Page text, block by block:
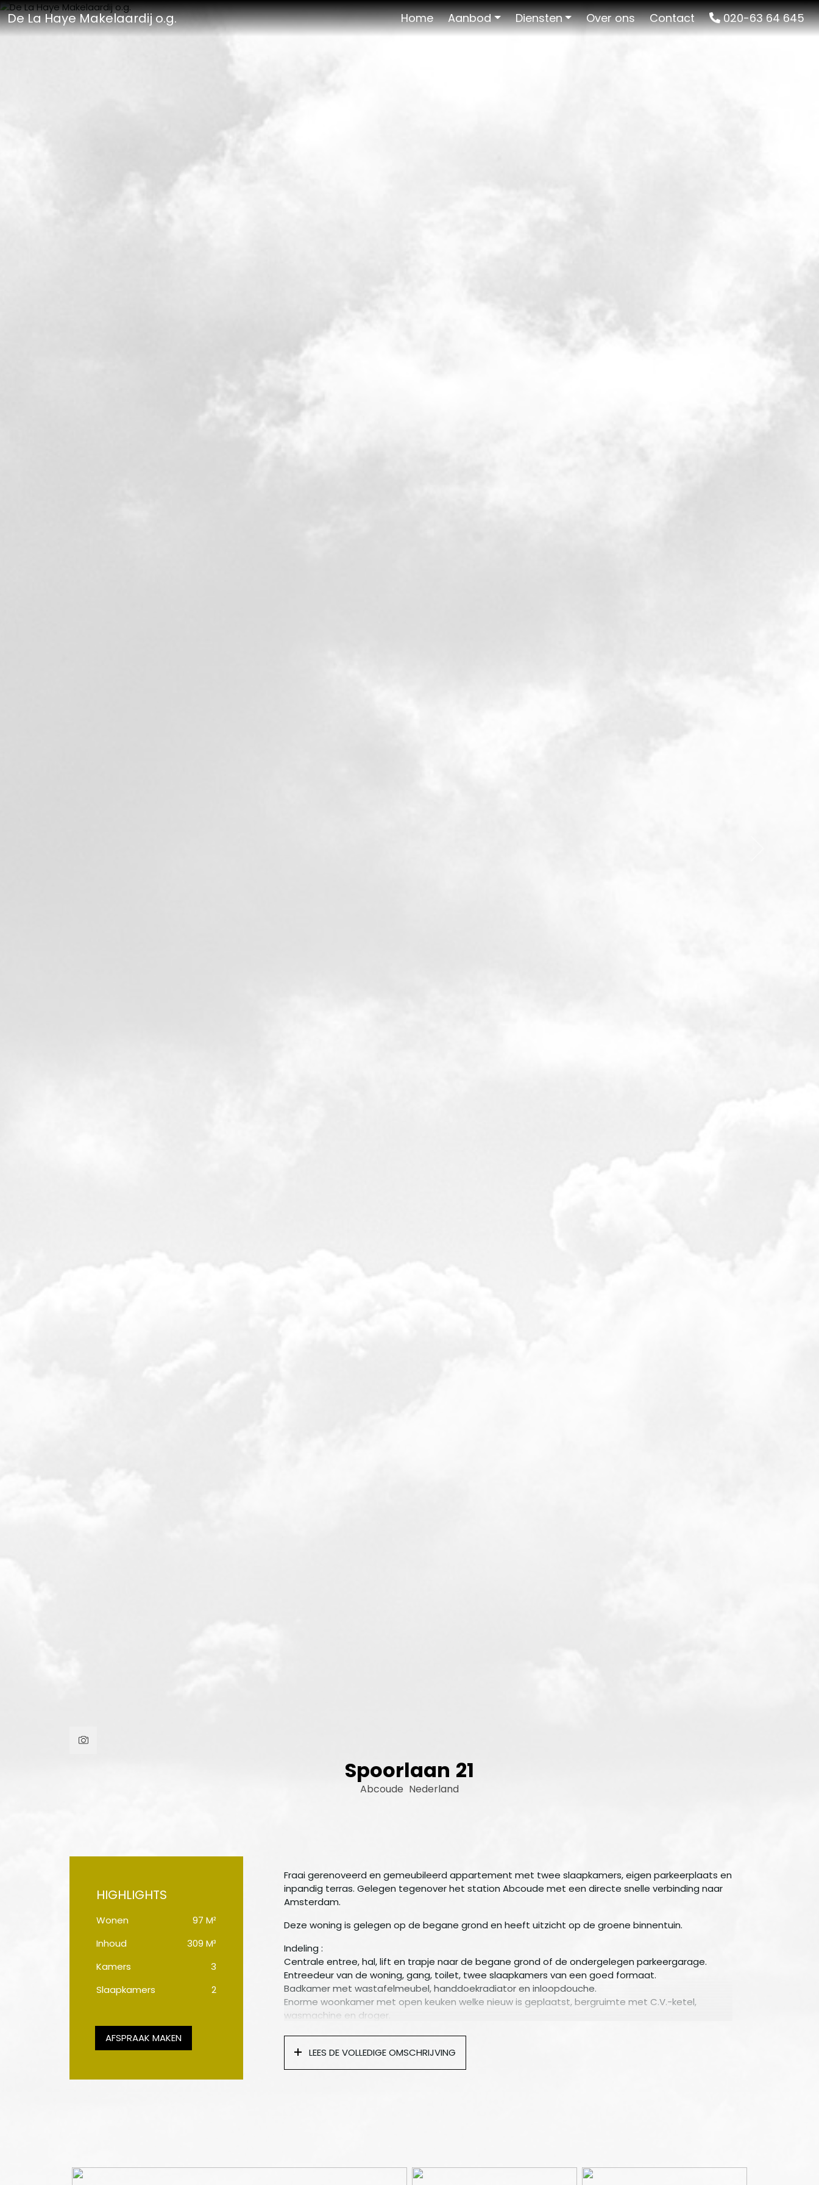
De La Haye Makelaardij o.g. Home Aanbod Diensten Over ons Contact 020-63 64 645
Spoorlaan 21
Abcoude Nederland
Wonen
97 M²
Inhoud
309 M³
Kamers
3
Slaapkamers
2
AFSPRAAK MAKEN
Fraai gerenoveerd en gemeubileerd appartement met twee slaapkamers, eigen parkeerplaats en
inpandig terras. Gelegen tegenover het station Abcoude met een directe snelle verbinding naar
Amsterdam.
Deze woning is gelegen op de begane grond en heeft uitzicht op de groene binnentuin.
Indeling :
Centrale entree, hal, lift en trapje naar de begane grond of de ondergelegen parkeergarage.
Entreedeur van de woning, gang, toilet, twee slaapkamers van een goed formaat.
Badkamer met wastafelmeubel, handdoekradiator en inloopdouche.
Enorme woonkamer met open keuken welke nieuw is geplaatst, bergruimte met C.V.-ketel,
wasmachine en droger.
Terras :
De woonkamer en de keuken hebben uitzicht op de rustige groene binnentuin en er is een
– Volledig gemeubileerd, turn-key oplevering
– 97m2 appartement met parkeerplaats en berging
LEES DE VOLLEDIGE OMSCHRIJVING